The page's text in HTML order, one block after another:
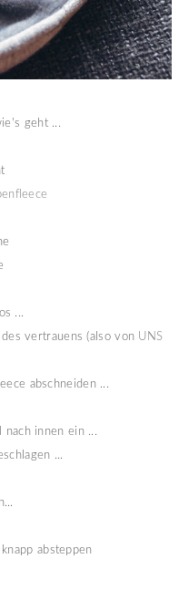
geht ...
...
vertrauens (also von UNS
abschneiden ...
nach innen ein ...
...
absteppen